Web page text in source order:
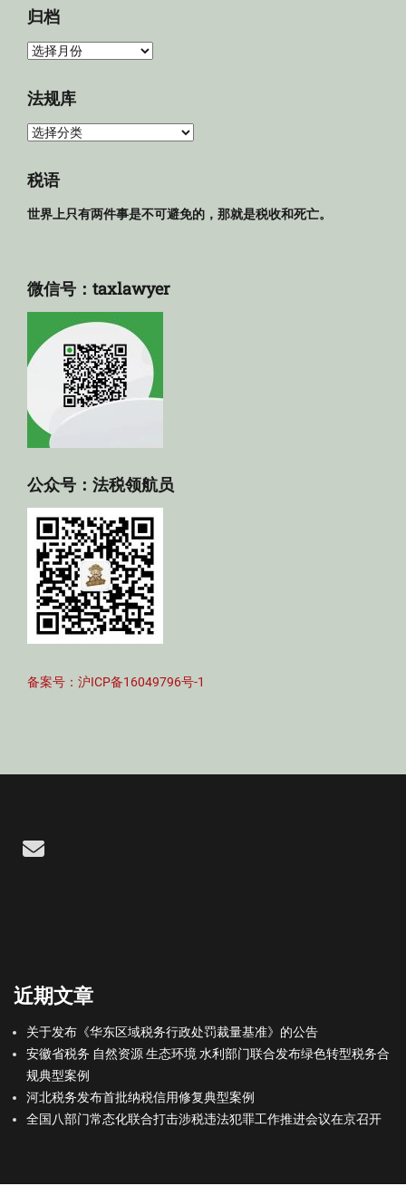
归档
归
法规库
法
库
税语
世界上只有两件事是不可避免的，那就是税收和死亡。
微信号：taxlawyer
公众号：法税领航员
备案号：沪ICP备16049796号-1
Email
近期文章
关于发布《华东区域税务行政处罚裁量基准》的公告
安徽省税务 自然资源 生态环境 水利部门联合发布绿色转型税务合
规典型案例
河北税务发布首批纳税信用修复典型案例
全国八部门常态化联合打击涉税违法犯罪工作推进会议在京召开